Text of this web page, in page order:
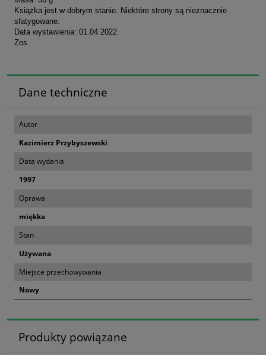
Książka jest w dobrym stanie. Niektóre strony są nieznacznie
sfatygowane.
Data wystawienia: 01.04.2022
Zos.
Dane techniczne
Autor
Kazimierz Przybyszewski
Data wydania
1997
Oprawa
miękka
Stan
Używana
Miejsce przechowywania
Nowy
Produkty powiązane